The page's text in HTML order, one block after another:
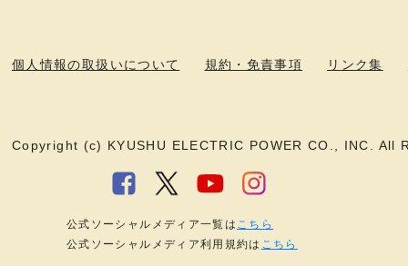
個人情報の取扱いについて 規約・免責事項 リンク集
Copyright (c) KYUSHU ELECTRIC POWER CO., INC. All
公式ソーシャルメディア一覧は こちら
公式ソーシャルメディア利用規約は こちら